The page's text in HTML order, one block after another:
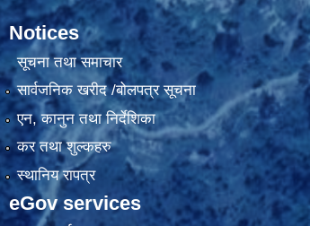
Notices
सूचना तथा समाचार
सार्वजनिक खरीद /बोलपत्र सूचना
एन, कानुन तथा निर्देशिका
कर तथा शुल्कहरु
स्थानिय रापत्र
eGov services